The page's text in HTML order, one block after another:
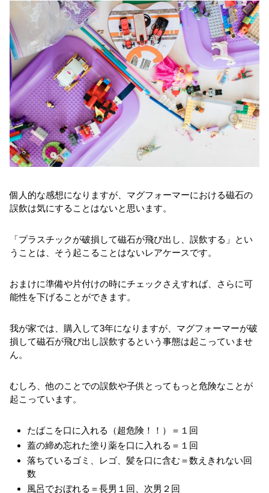
個人的な感想になりますが、マグフォーマーにおける磁石の
誤飲は気にすることはないと思います。
「プラスチックが破損して磁石が飛び出し、誤飲する」とい
うことは、そう起こることはないレアケースです。
おまけに準備や片付けの時にチェックさえすれば、さらに可
能性を下げることができます。
我が家では、購入して3年になりますが、マグフォーマーが破
損して磁石が飛び出し誤飲するという事態は起こっていませ
ん。
むしろ、他のことでの誤飲や子供とってもっと危険なことが
起こっています。
たばこを口に入れる（超危険！！）＝１回
蓋の締め忘れた塗り薬を口に入れる＝１回
落ちているゴミ、レゴ、髪を口に含む＝数えきれない回
数
風呂でおぼれる＝長男１回、次男２回